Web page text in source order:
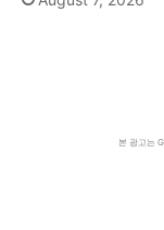
본 광고는